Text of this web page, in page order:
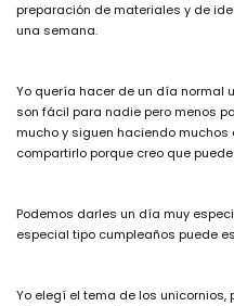
preparación de materiales y de
una semana.
Yo quería hacer de un día normal
son fácil para nadie pero menos
mucho y siguen haciendo
compartirlo porque creo que
Podemos darles un día muy
especial tipo cumpleaños puede
Yo elegí el tema de los